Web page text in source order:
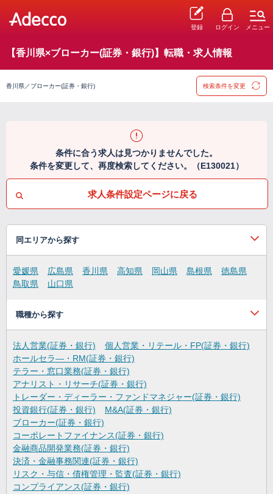
登録 ログイン メニュー
【香川県×ブローカー(証券・銀行)】転職・求人情報
香川県／ブローカー(証券・銀行) 検索条件を変更
条件に合う求人は見つかりませんでした。
条件を変更して、再度検索してください。（E130021）
求人条件設定ページに戻る
同エリアから探す
愛媛県 広島県 香川県 高知県 岡山県 島根県
徳島県
鳥取県
山口県
職種から探す
法人営業(証券・銀行)
個人営業・リテール・FP(証券・銀行)
ホールセラ―・RM(証券・銀行)
テラー・窓口業務(証券・銀行)
アナリスト・リサーチ(証券・銀行)
トレーダー・ディーラー・ファンドマネジャー(証券・銀行)
投資銀行(証券・銀行)
M&A(証券・銀行)
ブローカー(証券・銀行)
コーポレートファイナンス(証券・銀行)
金融商品開発業務(証券・銀行)
決済・金融事務関連(証券・銀行)
リスク・与信・債権管理・監査(証券・銀行)
コンプライアンス(証券・銀行)